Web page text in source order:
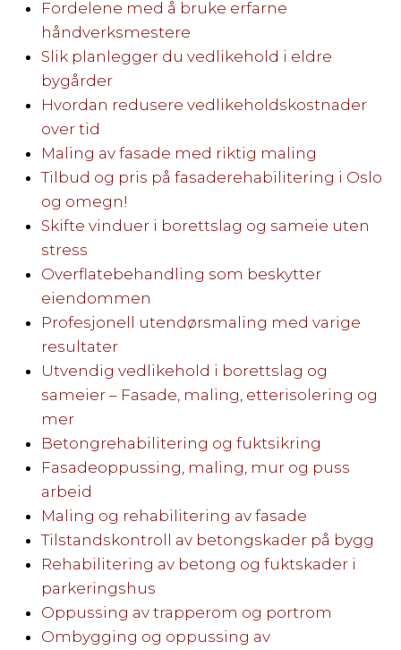
Fordelene med å bruke erfarne
håndverksmestere
Slik planlegger du vedlikehold i eldre
bygårder
Hvordan redusere vedlikeholdskostnader
over tid
Maling av fasade med riktig maling
Tilbud og pris på fasaderehabilitering i Oslo
og omegn!
Skifte vinduer i borettslag og sameie uten
stress
Overflatebehandling som beskytter
eiendommen
Profesjonell utendørsmaling med varige
resultater
Utvendig vedlikehold i borettslag og
sameier – Fasade, maling, etterisolering og
mer
Betongrehabilitering og fuktsikring
Fasadeoppussing, maling, mur og puss
arbeid
Maling og rehabilitering av fasade
Tilstandskontroll av betongskader på bygg
Rehabilitering av betong og fuktskader i
parkeringshus
Oppussing av trapperom og portrom
Ombygging og oppussing av